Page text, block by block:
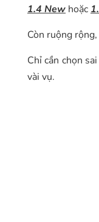
1.4 New hoặc
Còn ruộng
Chỉ cần chọn
vài vụ.